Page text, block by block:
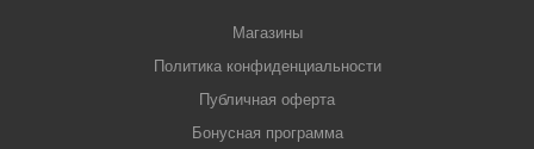
Магазины
Политика конфиденциальности
Публичная оферта
Бонусная программа